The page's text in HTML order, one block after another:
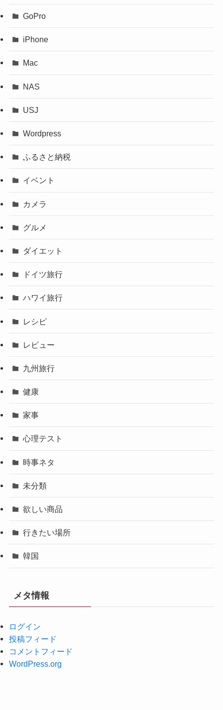
GoPro
iPhone
Mac
NAS
USJ
Wordpress
ふるさと納税
イベント
カメラ
グルメ
ダイエット
ドイツ旅行
ハワイ旅行
レシピ
レビュー
九州旅行
健康
家事
心理テスト
時事ネタ
未分類
欲しい商品
行きたい場所
韓国
メタ情報
ログイン
投稿フィード
コメントフィード
WordPress.org